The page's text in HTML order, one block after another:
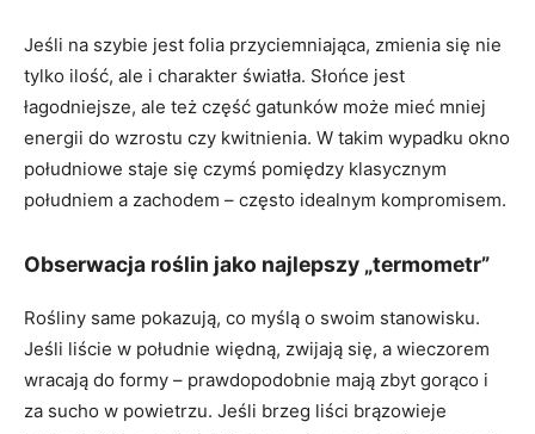
Jeśli na szybie jest folia przyciemniająca, zmienia się nie
tylko ilość, ale i charakter światła. Słońce jest
łagodniejsze, ale też część gatunków może mieć mniej
energii do wzrostu czy kwitnienia. W takim wypadku okno
południowe staje się czymś pomiędzy klasycznym
południem a zachodem – często idealnym kompromisem.
Obserwacja roślin jako najlepszy „termometr”
Rośliny same pokazują, co myślą o swoim stanowisku.
Jeśli liście w południe więdną, zwijają się, a wieczorem
wracają do formy – prawdopodobnie mają zbyt gorąco i
za sucho w powietrzu. Jeśli brzeg liści brązowieje